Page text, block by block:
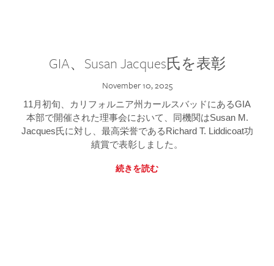
GIA、Susan Jacques氏を表彰
November 10, 2025
11月初旬、カリフォルニア州カールスバッドにあるGIA
本部で開催された理事会において、同機関はSusan M.
Jacques氏に対し、最高栄誉であるRichard T. Liddicoat功
績賞で表彰しました。
続きを読む